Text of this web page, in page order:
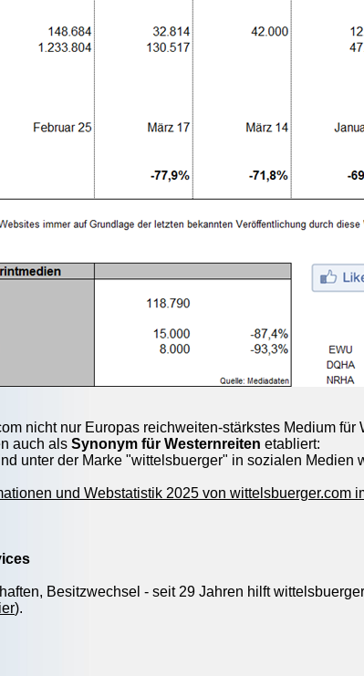
nicht nur Europas reichweiten-stärkstes Medium für
auch als Synonym für Westernreiten etabliert:
unter der Marke "wittelsbuerger" in sozialen Medien
und Webstatistik 2025 von wittelsbuerger.com
Besitzwechsel - seit 29 Jahren hilft
).